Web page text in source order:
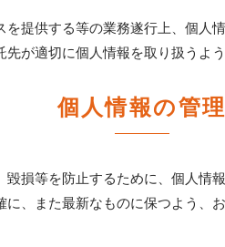
を提供する等の業務遂行上、個人
が適切に個人情報を取り扱うよ
個人情報の管理
毀損等を防止するために、個人情
、また最新なものに保つよう、